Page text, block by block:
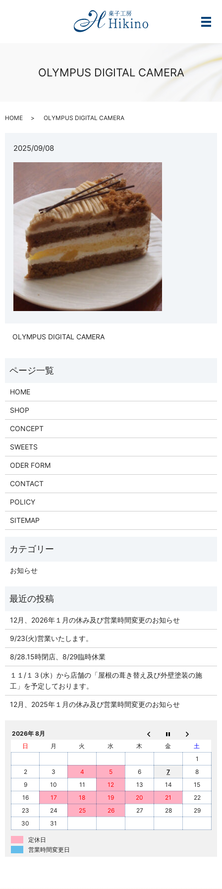
メ
OLYMPUS DIGITAL CAMERA
HOME OLYMPUS DIGITAL CAMERA
2025/09/08
OLYMPUS DIGITAL CAMERA
HOME
SHOP
CONCEPT
SWEETS
ODER FORM
CONTACT
POLICY
SITEMAP
お知らせ
12月、2026年１月の休み及び営業時間変更のお知らせ
9/23(火)営業いたします。
8/28.15時閉店、8/29臨時休業
１１/１３(水）から店舗の「屋根の葺き替え及び外壁塗装の施
工」を予定しております。
12月、2025年１月の休み及び営業時間変更のお知らせ
2026年 8月
日
月 火 水 木 金
土
1
2
3 4 5 6 7
8
9
10 11 12 13 14
15
16
17 18 19 20 21
22
23
24 25 26 27 28
29
30
31
定休日
営業時間変更日